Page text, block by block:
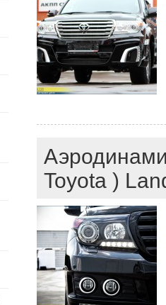
Toyota )